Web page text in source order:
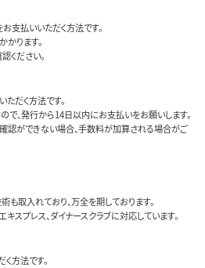
支払いいただく方法です。
ります。
ください。
だく方法です。
、発行から14日以内にお支払いをお願いします。
認ができない場合、手数料が加算される場合がご
も取入れており、万全を期しております。
キスプレス、ダイナースクラブに対応しています。
方法です。